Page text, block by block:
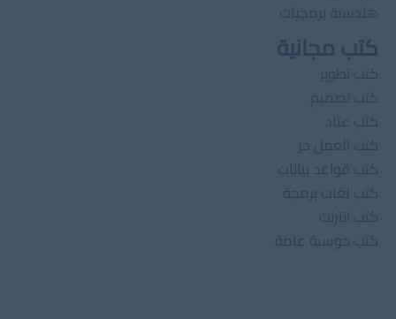
هندسىة برمجيات
كتب مجانية
كتب تطوير
كتب تصميم
كتب عتاد
كتب العمل حر
كتب قواعد بيانات
كتب لغات برمجة
كتب انترنت
كتب حوسبة عامة